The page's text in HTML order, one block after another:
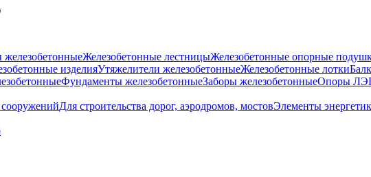
Железобетонные лестницыЖелезобетонные опорные
изделияУтяжелители железобетонныеЖелезобетонные лотки
Фундаменты железобетонныеЗаборы железобетонныеОпоры
сооруженийДля строительства дорог, аэродромов, мостовЭлементы